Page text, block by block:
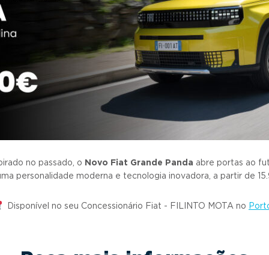
no passado, o Novo Fiat Grande Panda abre portas ao
personalidade moderna e tecnologia inovadora, a partir de
Disponível no seu Concessionário Fiat - FILINTO MOTA no